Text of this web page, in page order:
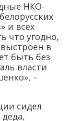
НКО-
и всех
что угодно,
в
быть без
власти
–
сидел